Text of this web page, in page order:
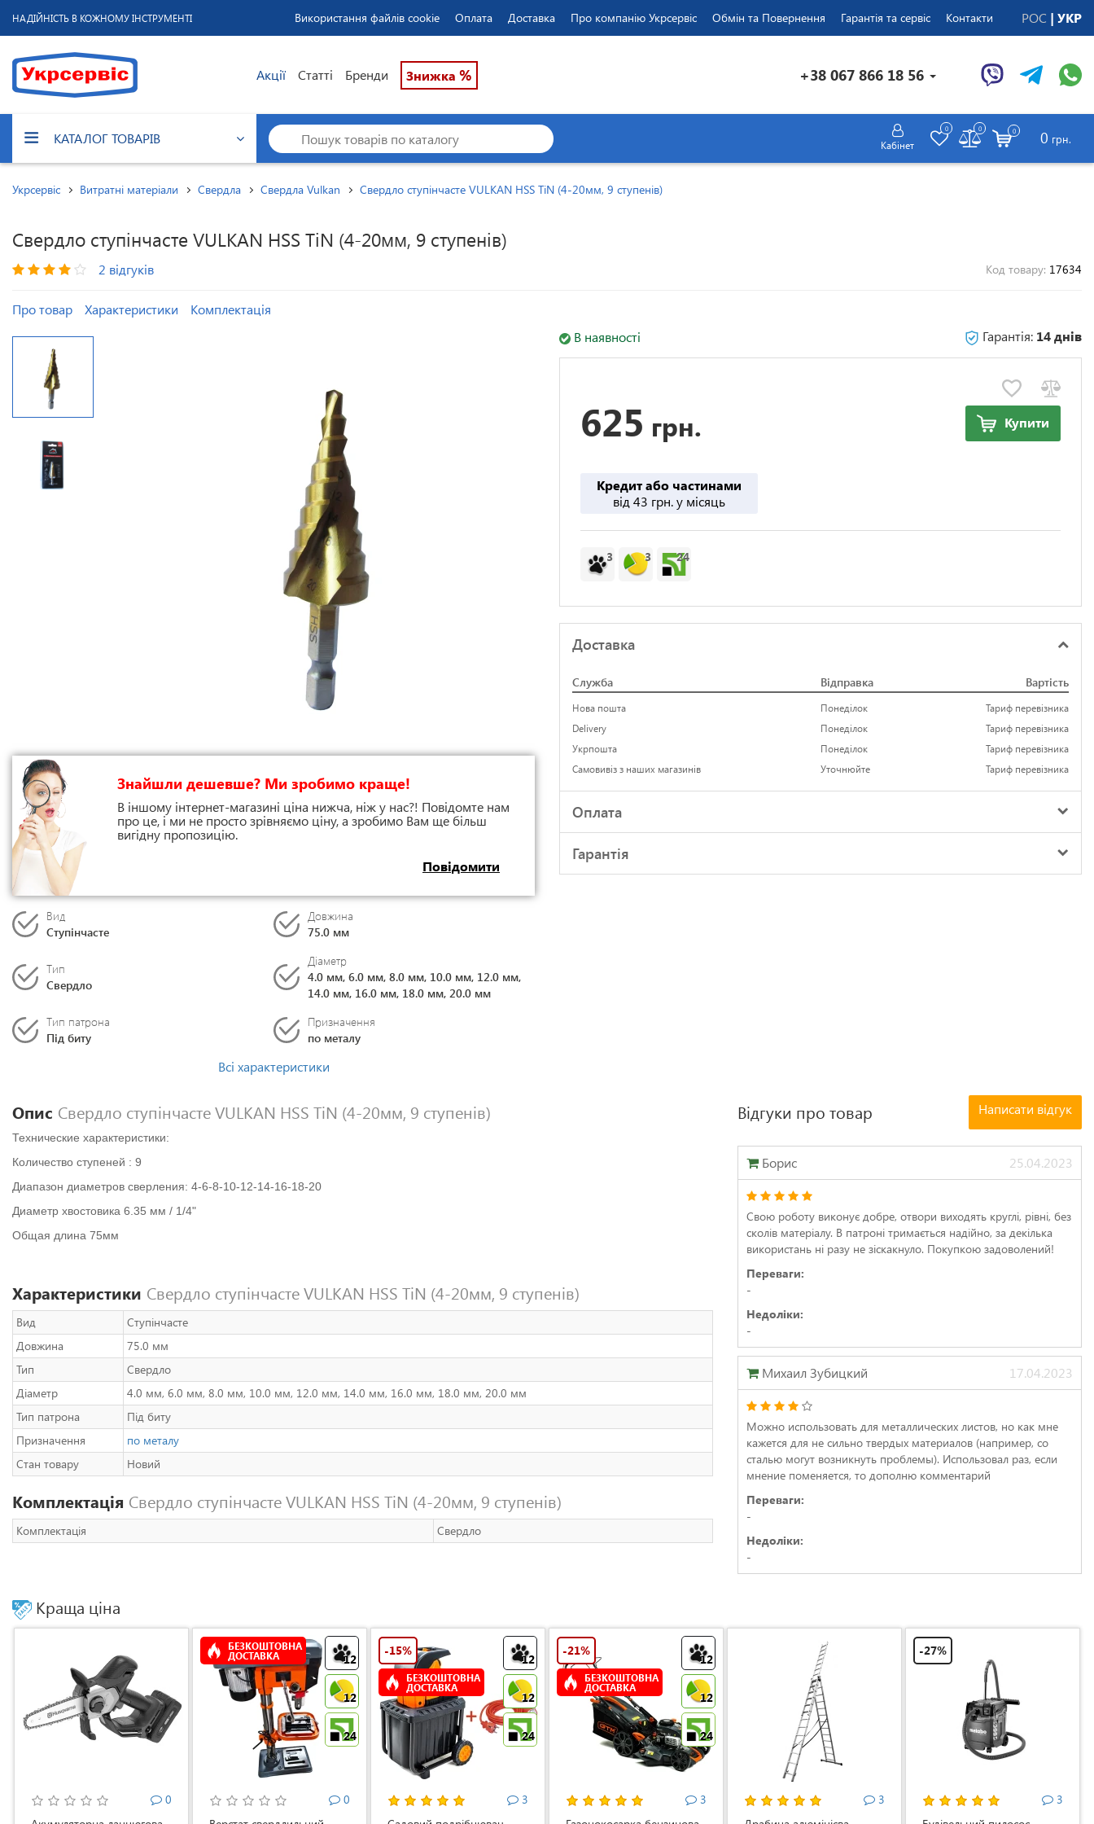
НАДІЙНІСТЬ В КОЖНОМУ ІНСТРУМЕНТІ Використання файлів cookie Оплата Доставка Про компанію Укрсервіс Обмін та Повернення Гарантія та сервіс Контакти РОС УКР
Акції Статті Бренди Знижка % +38 067 866 18 56
КАТАЛОГ ТОВАРІВ Кабінет
0 0 0 0 грн.
Укрсервіс Витратні матеріали Свердла Свердла Vulkan Свердло ступінчасте VULKAN HSS TiN (4-20мм, 9 ступенів)
Свердло ступінчасте VULKAN HSS TiN (4-20мм, 9 ступенів)
2 відгуків Код товару: 17634
Про товар Характеристики Комплектація
Знайшли дешевше? Ми зробимо краще!
В іншому інтернет-магазині ціна нижча, ніж у нас?! Повідомте нам
про це, і ми не просто зрівняємо ціну, а зробимо Вам ще більш
вигідну пропозицію.
Повідомити
Вид
Ступінчасте
Довжина
75.0 мм
Тип
Свердло
Діаметр
4.0 мм, 6.0 мм, 8.0 мм, 10.0 мм, 12.0 мм,
14.0 мм, 16.0 мм, 18.0 мм, 20.0 мм
Тип патрона
Під биту
Призначення
по металу
Всі характеристики
В наявності Гарантія: 14 днів
625 грн. Купити
Кредит або частинами
від 43 грн. у місяць
3 3 24
Доставка
Служба Відправка Вартість
Нова пошта Понеділок
Тариф перевізника
Delivery
Понеділок
Тариф перевізника
Укрпошта
Понеділок
Тариф перевізника
Самовивіз з наших магазинів
Уточнюйте Тариф перевізника
Оплата
Гарантія
Опис Свердло ступінчасте VULKAN HSS TiN (4-20мм, 9 ступенів)
Технические характеристики:
Количество ступеней : 9
Диапазон диаметров сверления: 4-6-8-10-12-14-16-18-20
Диаметр хвостовика 6.35 мм / 1/4"
Общая длина 75мм
Характеристики Свердло ступінчасте VULKAN HSS TiN (4-20мм, 9 ступенів)
Вид
Ступінчасте
Довжина
75.0 мм
Тип
Свердло
Діаметр
4.0 мм, 6.0 мм, 8.0 мм, 10.0 мм, 12.0 мм, 14.0 мм, 16.0 мм, 18.0 мм, 20.0 мм
Тип патрона
Під биту
Призначення
по металу
Стан товару
Новий
Комплектація Свердло ступінчасте VULKAN HSS TiN (4-20мм, 9 ступенів)
Комплектація Свердло
Відгуки про товар Написати відгук
Борис 25.04.2023
Свою роботу виконує добре, отвори виходять круглі, рівні, без
сколів матеріалу. В патроні тримається надійно, за декілька
використань ні разу не зіскакнуло. Покупкою задоволений!
Переваги:
-
Недоліки:
-
Михаил Зубицкий 17.04.2023
Можно использовать для металлических листов, но как мне
кажется для не сильно твердых материалов (например, со
сталью могут возникнуть проблемы). Использовал раз, если
мнение поменяется, то дополню комментарий
Переваги:
-
Недоліки:
-
Краща ціна
0
12
12
24
БЕЗКОШТОВНА
ДОСТАВКА
0
12
12
24
-15%
БЕЗКОШТОВНА
ДОСТАВКА
3
12
12
24
-21%
БЕЗКОШТОВНА
ДОСТАВКА
3
3
-27%
3